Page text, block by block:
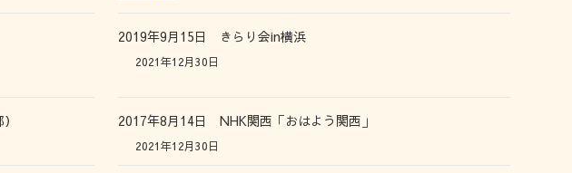
2019年9月15日 きらり会in横浜
2021年12月30日
2017年8月14日 NHK関西「おはよう関西」
2021年12月30日